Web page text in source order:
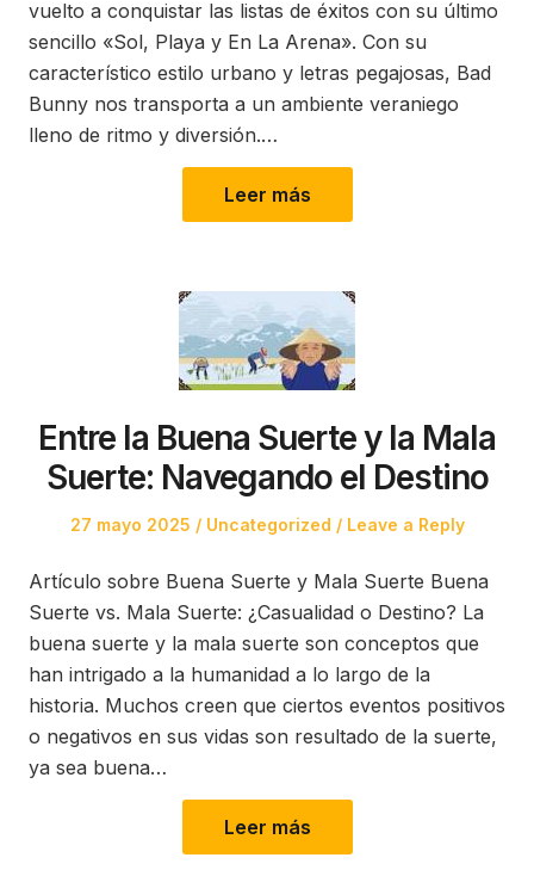
vuelto a conquistar las listas de éxitos con su último
sencillo «Sol, Playa y En La Arena». Con su
característico estilo urbano y letras pegajosas, Bad
Bunny nos transporta a un ambiente veraniego
lleno de ritmo y diversión.…
Leer más
Entre la Buena Suerte y la Mala
Suerte: Navegando el Destino
Posted
27 mayo 2025
Posted
Uncategorized Leave a Reply
Artículo sobre Buena Suerte y Mala Suerte Buena
Suerte vs. Mala Suerte: ¿Casualidad o Destino? La
buena suerte y la mala suerte son conceptos que
han intrigado a la humanidad a lo largo de la
historia. Muchos creen que ciertos eventos positivos
o negativos en sus vidas son resultado de la suerte,
ya sea buena…
Leer más